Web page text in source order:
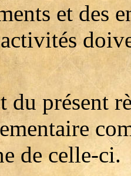
et des
du présent
de celle-ci.